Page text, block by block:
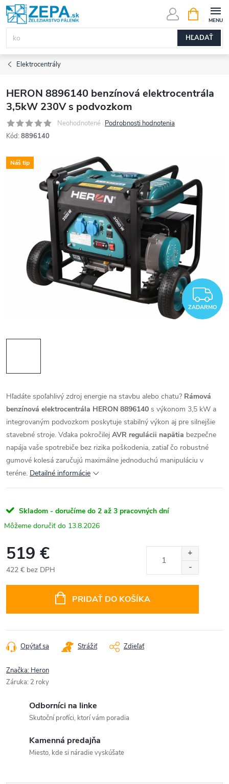
Prejsť
na
obsah
HĽADAŤ
KOŠÍK
Elektrocentrály
HERON 8896140 benzínová elektrocentrála
3,5kW 230V s podvozkom
Neohodnotené Podrobnosti hodnotenia
Kód: 8896140
Náš tip
ZADARMO
Hľadáte spoľahlivý zdroj energie na stavbu alebo chatu? Rámová
benzínová elektrocentrála HERON 8896140 s výkonom 3,5 kW a
integrovaným podvozkom poskytuje stabilný výkon aj pre silnejšie
stavebné stroje. Vďaka pokročilej AVR regulácii napätia bezpečne
napája vaše spotrebiče bez rizika poškodenia, zatiaľ čo robustné
gumové kolesá zaručujú maximálne jednoduchú manipuláciu v
teréne. Detailné informácie
Skladom - doručíme do 2 až 3 pracovných dní
13.8.2026
519 €
422 € bez DPH
PRIDAŤ DO KOŠÍKA
Opýtať sa Strážiť Zdieľať
Značka: Heron
Záruka: 2 roky
Odborníci na linke
Skutoční profíci, ktorí vám poradia
Kamenná predajňa
Miesto, kde si náradie vyskúšate